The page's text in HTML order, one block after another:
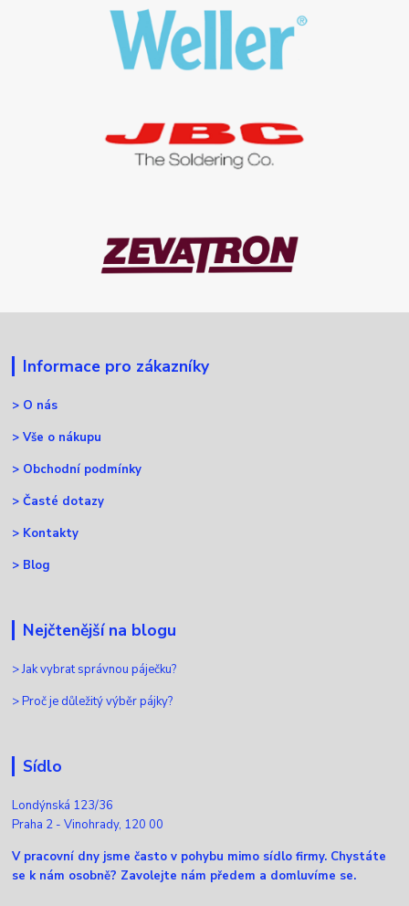
Informace pro zákazníky
> O nás
>Vše o nákupu
> Obchodní podmínky
>Časté dotazy
> Kontakty
> Blog
Nejčtenější na blogu
>Jak vybrat správnou páječku?
>Proč je důležitý výběr pájky?
Sídlo
Londýnská 123/36
Praha 2 - Vinohrady, 120 00
V pracovní dny jsme často v pohybu mimo sídlo firmy. Chystáte
se k nám osobně? Zavolejte nám předem a domluvíme se.